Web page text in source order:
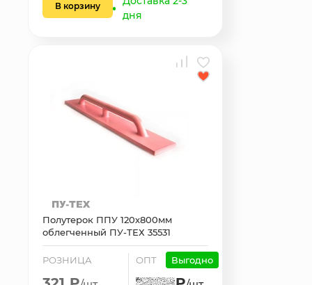
В корзину
дня
Полутерок ППУ 120х800мм
облегченный ПУ-ТЕХ 35531
РОЗНИЦА ОПТ Выгодно